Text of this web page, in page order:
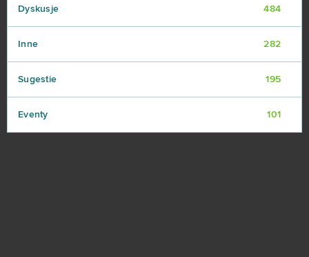
Dyskusje 484
Inne 282
Sugestie 195
Eventy 101